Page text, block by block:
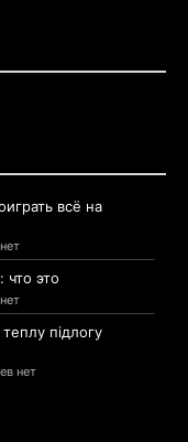
всё на
что это
підлогу
нет